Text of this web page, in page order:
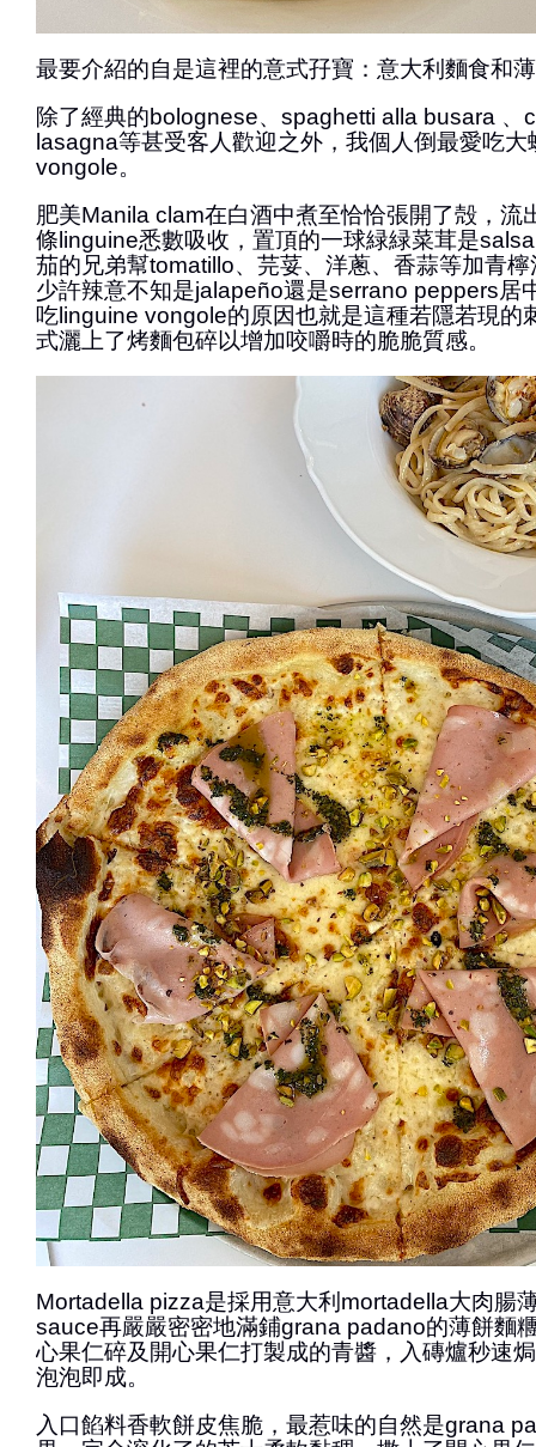
最要介紹的自是這裡的意式孖寶：意大利麵食和
除了經典的bolognese、spaghetti alla busara 、
lasagna等甚受客人歡迎之外，我個人倒最愛吃
vongole。
肥美Manila clam在白酒中煮至恰恰張開了殻，流
條linguine悉數吸收，置頂的一球緑緑菜茸是
茄的兄弟幫tomatillo、芫荽、洋蔥、香蒜等加青
少許辣意不知是jalapeño還是serrano peppers居
吃linguine vongole的原因也就是這種若隱若現的
式灑上了烤麵包碎以增加咬嚼時的脆脆質感。
Mortadella pizza是採用意大利mortadella大肉腸
sauce再嚴嚴密密地滿鋪grana padano的薄餅麵
心果仁碎及開心果仁打製成的青醬，入磚爐秒速
泡泡即成。
入口餡料香軟餅皮焦脆，最惹味的自然是grana